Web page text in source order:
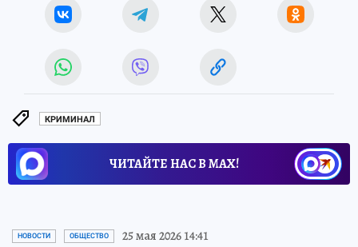
КРИМИНАЛ
ЧИТАЙТЕ НАС В МАХ!
НОВОСТИ ОБЩЕСТВО 25 мая 2026 14:41